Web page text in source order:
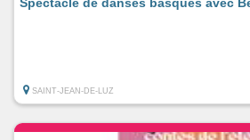
SAINT-JEAN-DE-LUZ